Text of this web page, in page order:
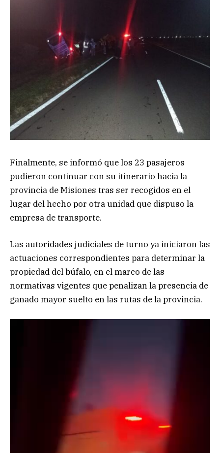
Finalmente, se informó que los 23 pasajeros
pudieron continuar con su itinerario hacia la
provincia de Misiones tras ser recogidos en el
lugar del hecho por otra unidad que dispuso la
empresa de transporte.
Las autoridades judiciales de turno ya iniciaron las
actuaciones correspondientes para determinar la
propiedad del búfalo, en el marco de las
normativas vigentes que penalizan la presencia de
ganado mayor suelto en las rutas de la provincia.